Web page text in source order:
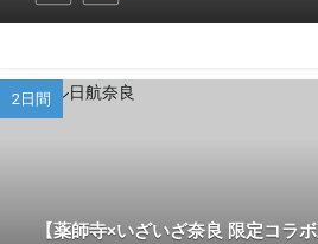
2日間
【薬師寺×いざいざ奈良 限定コラ